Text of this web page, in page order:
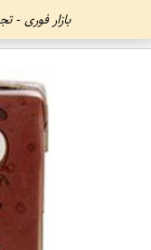
بازار فوری